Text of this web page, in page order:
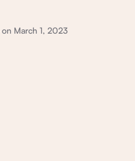
on March 1, 2023